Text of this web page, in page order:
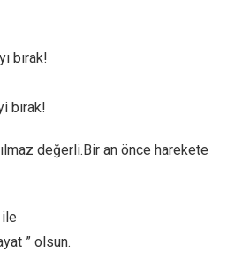
bırak!
bırak!
değerli.Bir an önce harekete
” olsun.